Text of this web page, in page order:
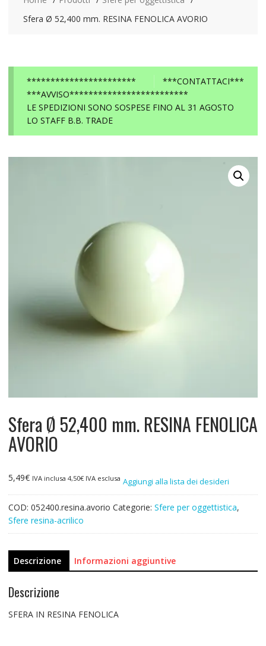
Sfera Ø 52,400 mm. RESINA FENOLICA AVORIO
***CONTATTACI***
***********************
***AVVISO*************************
LE SPEDIZIONI SONO SOSPESE FINO AL 31 AGOSTO
LO STAFF B.B. TRADE
Sfera Ø 52,400 mm. RESINA FENOLICA
AVORIO
5,49€ IVA inclusa 4,50€IVA esclusa Aggiungi alla lista dei desideri
COD: 052400.resina.avorio Categorie: Sfere per oggettistica,
Sfere resina-acrilico
Descrizione Informazioni aggiuntive
Descrizione
SFERA IN RESINA FENOLICA